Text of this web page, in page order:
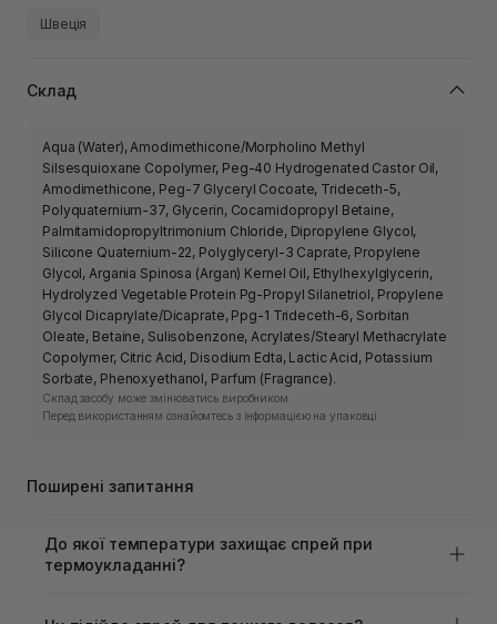
Швеція
Склад
Aqua (Water), Amodimethicone/Morpholino Methyl
Silsesquioxane Copolymer, Peg-40 Hydrogenated Castor Oil,
Amodimethicone, Peg-7 Glyceryl Cocoate, Trideceth-5,
Polyquaternium-37, Glycerin, Cocamidopropyl Betaine,
Palmitamidopropyltrimonium Chloride, Dipropylene Glycol,
Silicone Quaternium-22, Polyglyceryl-3 Caprate, Propylene
Glycol, Argania Spinosa (Argan) Kernel Oil, Ethylhexylglycerin,
Hydrolyzed Vegetable Protein Pg-Propyl Silanetriol, Propylene
Glycol Dicaprylate/Dicaprate, Ppg-1 Trideceth-6, Sorbitan
Oleate, Betaine, Sulisobenzone, Acrylates/Stearyl Methacrylate
Copolymer, Citric Acid, Disodium Edta, Lactic Acid, Potassium
Sorbate, Phenoxyethanol, Parfum (Fragrance).
Склад засобу може змінюватись виробником.
Перед використанням ознайомтесь з інформацією на упаковці.
Поширені запитання
До якої температури захищає спрей при
термоукладанні?